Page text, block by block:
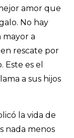
amor que
No hay
a
rescate por
es el
a sus hijos
la vida de
nada menos